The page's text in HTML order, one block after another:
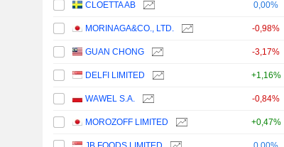
CLOETTA AB 0,00%
MORINAGA&CO., LTD. -0,98%
GUAN CHONG -3,17%
DELFI LIMITED +1,16%
WAWEL S.A. -0,84%
MOROZOFF LIMITED +0,47%